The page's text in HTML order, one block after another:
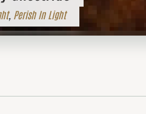
, Perish In Light